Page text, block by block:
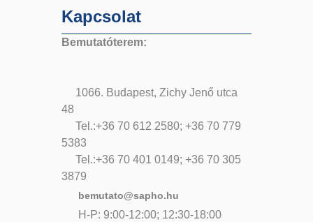
Kapcsolat
Bemutatóterem:
1066. Budapest, Zichy Jenő utca
48
Tel.:+36 70 612 2580; +36 70 779
5383
Tel.:+36 70 401 0149; +36 70 305
3879
bemutato@sapho.hu
H-P: 9:00-12:00; 12:30-18:00